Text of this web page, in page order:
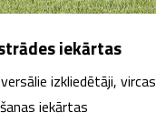
iekārtas
izkliedētāji, vircas
iekārtas